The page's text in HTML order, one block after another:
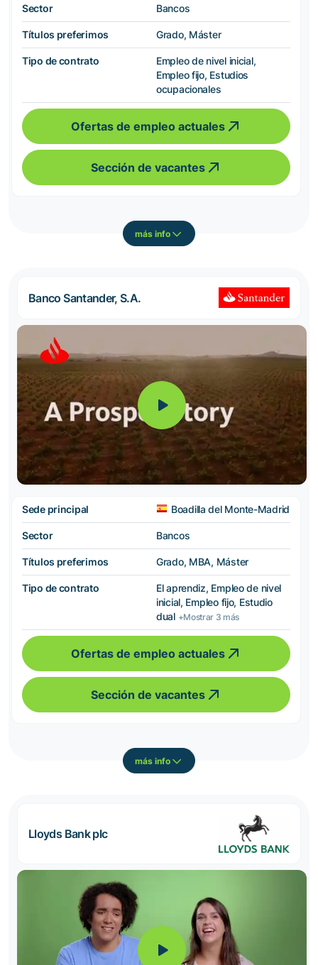
Sector Bancos
Títulos preferimos Grado, Máster
Tipo de contrato
Empleo de nivel inicial,
Empleo fijo, Estudios
ocupacionales
Ofertas de empleo actuales
Sección de vacantes
más info
Banco Santander, S.A.
Sede principal Boadilla del Monte-Madrid
Sector Bancos
Títulos preferimos Grado, MBA, Máster
Tipo de contrato
El aprendiz, Empleo de nivel
inicial, Empleo fijo, Estudio
dual +Mostrar 3 más
Ofertas de empleo actuales
Sección de vacantes
más info
Lloyds Bank plc